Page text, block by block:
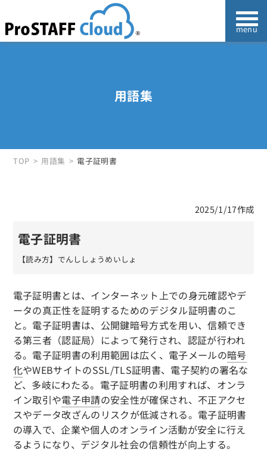
用語集
TOP 用語集 電子証明書
2025/1/17作成
電子証明書
【読み方】でんししょうめいしょ
電子証明書とは、インターネット上での身元確認やデ
ータの真正性を証明するためのデジタル証明書のこ
と。電子証明書は、公開鍵暗号方式を用い、信頼でき
る第三者（認証局）によって発行され、認証が行われ
る。電子証明書の利用範囲は広く、電子メールの暗号
化やWEBサイトのSSL/TLS証明書、電子契約の署名な
ど、多岐にわたる。電子証明書の利用すれば、オンラ
イン取引や電子申請の安全性が確保され、不正アクセ
スやデータ改ざんのリスクが低減される。電子証明書
の導入で、企業や個人のオンライン活動が安全に行え
るようになり、デジタル社会の信頼性が向上する。